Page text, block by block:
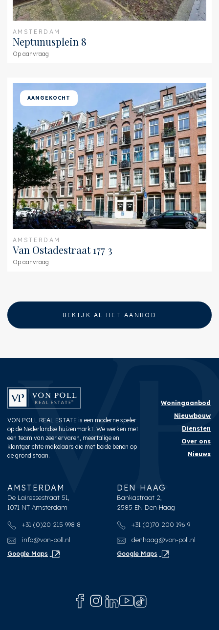
AMSTERDAM
Neptunusplein 8
Op aanvraag
AANGEKOCHT
AMSTERDAM
Van Ostadestraat 177 3
Op aanvraag
BEKIJK AL HET AANBOD
VON POLL REAL ESTATE is een moderne speler
op de Nederlandse huizenmarkt. We werken met
een team van zeer ervaren, meertalige en
klantgerichte makelaars die met beide benen op
de grond staan.
Woningaanbod
Nieuwbouw
Diensten
Over ons
Nieuws
AMSTERDAM
De Lairessestraat 51,
1071 NT Amsterdam
+31 (0)20 215 998 8
info@von-poll.nl
Google Maps
DEN HAAG
Bankastraat 2,
2585 EN Den Haag
+31 (0)70 200 196 9
denhaag@von-poll.nl
Google Maps